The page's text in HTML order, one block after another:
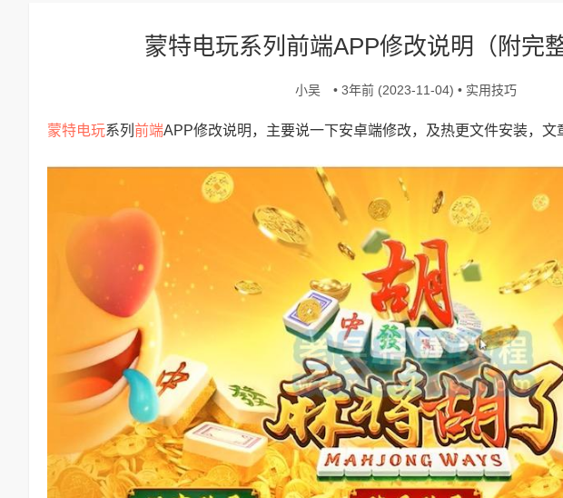
蒙特电玩系列前端APP修改说明（附完
小吴 • 3年前 (2023-11-04) • 实用技巧
蒙特电玩系列 前端APP修改说明，主要说一下安卓端修改，及热更文件安装，文